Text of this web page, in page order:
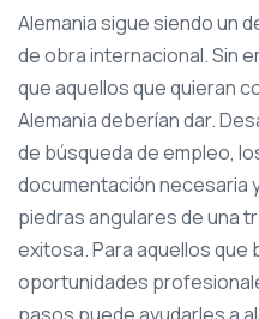
Alemania sigue siendo un
de obra internacional. Sin
que aquellos que quieran
Alemania deberían dar.
de búsqueda de empleo,
documentación necesaria
piedras angulares de una
exitosa. Para aquellos que
oportunidades